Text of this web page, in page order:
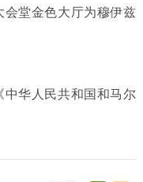
会堂金色大厅为穆伊兹
华人民共和国和马尔